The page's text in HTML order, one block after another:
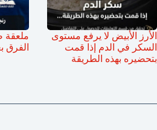
الأرز الأبيض لا يرفع مستوى
السكر في الدم إذا قمت
بتحضيره بهذه الطريقة
ملعقة
الفرق